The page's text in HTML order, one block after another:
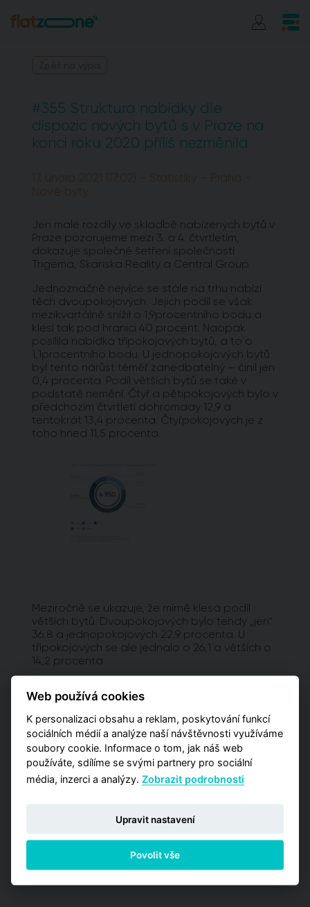
#355 Struktura nabídky dle
dispozic nových bytů s v Praze na
konci roku 2020 příliš nezměnila
17. února 2021 (17:02) - Statistiky - Praha -
Nové byty
Jen malé rozdíly ve skladbě nabízených bytů v
Praze pozorujeme mezi 3. a 4. čtvrtletím,
dokazuje společné šetření společností
Trigema, Skanska Reality a Central Group.
Jednoznačně nejvíce se stále na trhu nabízí
těch dvoupokojových. Jejich podíl se však
mezikvartálně snížil o 1,9procentního bodu a
klesl tak pod hranici 40 procent. Naopak
posílila nabídka třípokojových bytů, a to o
1,1procentního bodu. U jednopokojových bytů
byl tento nárůst téměř zanedbatelný – činil jen
0,4 procenta. Podíl větších bytů se také v
podstatě nemění. Čtyř a pětipokojových bylo v
předchozím čtvrtletí dohromady 12,9 a
tentokrát 13,4 procenta. Čtyřpokojových je z
toho hned 11,5 procenta.
Meziročně se ukazuje, že mírně klesá podíl
větších bytů. Dvoupokojových bylo tehdy „jen“
36,8 a jednopokojových 22,9 procenta. U
třípokojových se ale jednalo o 26,1 a větších o
14,2 procenta.
Vyžadujete detailnější analýzy?
Potřebujete pro svá rozhodnutí pokročilejší
informace a poptáváte kromě globálních čísel
také detailnější data zaměřená na užší výběr
pražských lokalit? Vyzkoušejte naší aplikaci
Analýzy trhu, kde máte příležitost zakoupit
jednu z detailních analýz vypracovaných pro
PŘEJÍT NA ANALÝZY
Web používá cookies
K personalizaci obsahu a reklam, poskytování funkcí
sociálních médií a analýze naší návštěvnosti využíváme
soubory cookie. Informace o tom, jak náš web
používáte, sdílíme se svými partnery pro sociální
média, inzerci a analýzy.Zobrazit podrobnosti
Upravit nastavení
Povolit vše